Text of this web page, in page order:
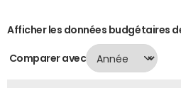
Afficher les données budgétaires
Comparer avec